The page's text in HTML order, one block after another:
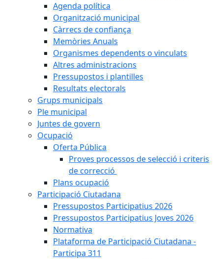
Agenda política
Organització municipal
Càrrecs de confiança
Memòries Anuals
Organismes dependents o vinculats
Altres administracions
Pressupostos i plantilles
Resultats electorals
Grups municipals
Ple municipal
Juntes de govern
Ocupació
Oferta Pública
Proves processos de selecció i criteris
de correcció
Plans ocupació
Participació Ciutadana
Pressupostos Participatius 2026
Pressupostos Participatius Joves 2026
Normativa
Plataforma de Participació Ciutadana -
Participa 311